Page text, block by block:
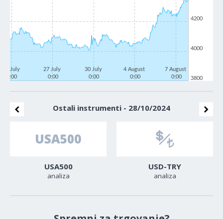
22 July
0:00
27 July
0:00
30 July
0:00
4 August
0:00
7 August
0:00
3800
4000
4200
Ostali instrumenti - 28/10/2024
USA500
analiza
USD-TRY
analiza